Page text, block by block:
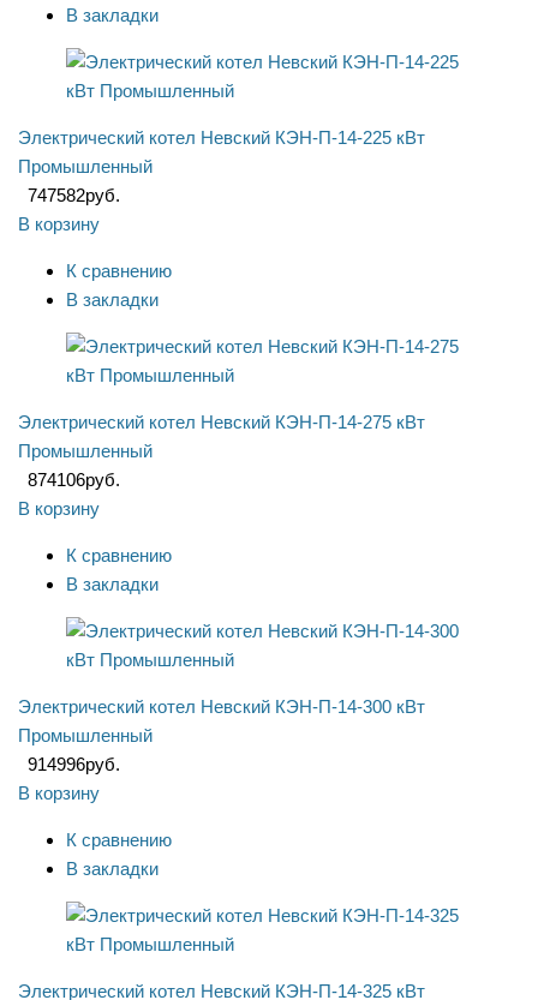
В закладки
Электрический котел Невский КЭН-П-14-225 кВт
Промышленный
747582руб.
В корзину
К сравнению
В закладки
Электрический котел Невский КЭН-П-14-275 кВт
Промышленный
874106руб.
В корзину
К сравнению
В закладки
Электрический котел Невский КЭН-П-14-300 кВт
Промышленный
914996руб.
В корзину
К сравнению
В закладки
Электрический котел Невский КЭН-П-14-325 кВт